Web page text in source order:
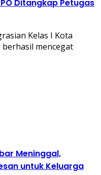
Ditangkap Petugas
Kelas I Kota
mencegat
Meninggal,
untuk Keluarga